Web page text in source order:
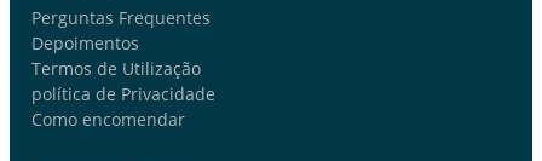
Perguntas Frequentes
Depoimentos
Termos de Utilização
política de Privacidade
Como encomendar